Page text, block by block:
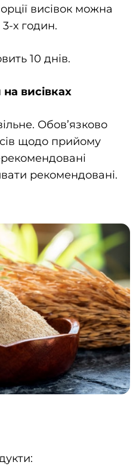
висівок можна
х годин.
10 днів.
висівках
Обов’язково
щодо прийому
рекомендовані.